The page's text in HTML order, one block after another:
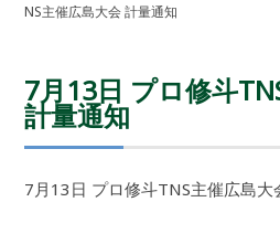
NS主催広島大会 計量通知
7月13日 プロ修斗
計量通知
7月13日 プロ修斗TNS主催広島大